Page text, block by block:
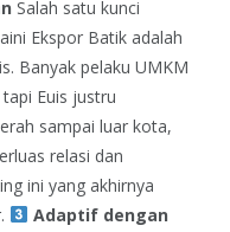
Salah satu kunci
Ekspor Batik adalah
Banyak pelaku UMKM
Euis justru
sampai luar kota,
relasi dan
ini yang akhirnya
Adaptif dengan